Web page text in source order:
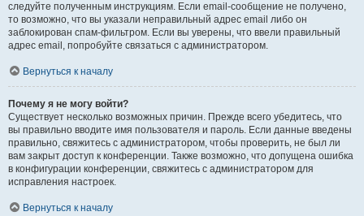
следуйте полученным инструкциям. Если email-сообщение не получено,
то возможно, что вы указали неправильный адрес email либо он
заблокирован спам-фильтром. Если вы уверены, что ввели правильный
адрес email, попробуйте связаться с администратором.
Вернуться к началу
Почему я не могу войти?
Существует несколько возможных причин. Прежде всего убедитесь, что
вы правильно вводите имя пользователя и пароль. Если данные введены
правильно, свяжитесь с администратором, чтобы проверить, не был ли
вам закрыт доступ к конференции. Также возможно, что допущена ошибка
в конфигурации конференции, свяжитесь с администратором для
исправления настроек.
Вернуться к началу